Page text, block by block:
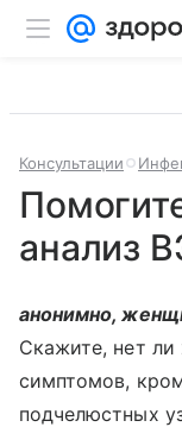
Консультации
анализ
анонимно,
Скажите, нет
симптомов,
подчелюстных